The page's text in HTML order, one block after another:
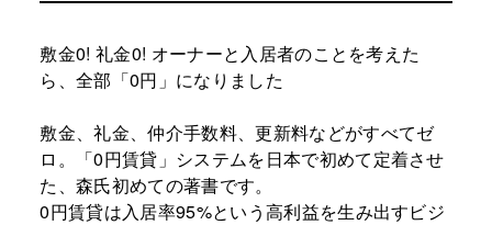
敷金0! 礼金0! オーナーと入居者のことを考えた
ら、全部「0円」になりました
敷金、礼金、仲介手数料、更新料などがすべてゼ
ロ。「0円賃貸」システムを日本で初めて定着させ
た、森氏初めての著書です。
0円賃貸は入居率95%という高利益を生み出すビジ